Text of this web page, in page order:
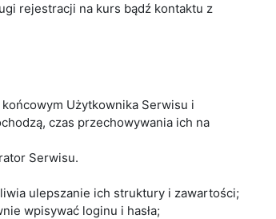
rejestracji na kurs bądź kontaktu z
Użytkownika Serwisu i
czas przechowywania ich na
Serwisu.
ulepszanie ich struktury i zawartości;
wpisywać loginu i hasła;